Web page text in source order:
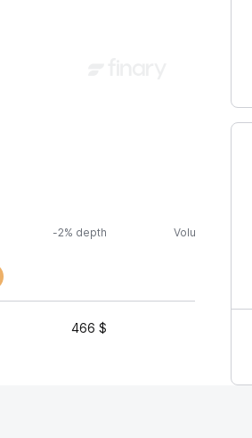
-2% depth Volume (24h)
466 $